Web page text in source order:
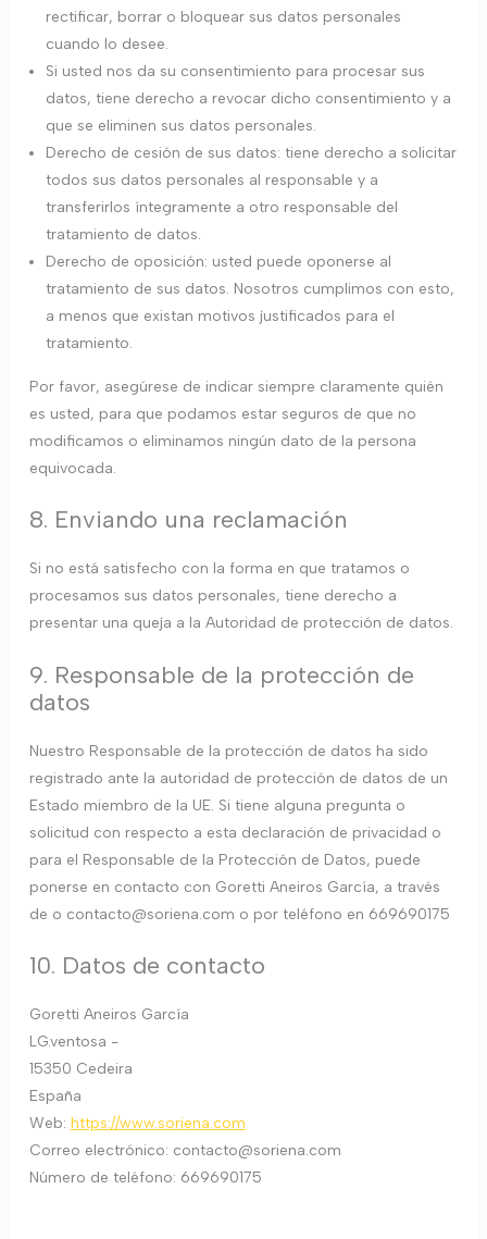
rectificar, borrar o bloquear sus datos personales
cuando lo desee.
Si usted nos da su consentimiento para procesar sus
datos, tiene derecho a revocar dicho consentimiento y a
que se eliminen sus datos personales.
Derecho de cesión de sus datos: tiene derecho a solicitar
todos sus datos personales al responsable y a
transferirlos íntegramente a otro responsable del
tratamiento de datos.
Derecho de oposición: usted puede oponerse al
tratamiento de sus datos. Nosotros cumplimos con esto,
a menos que existan motivos justificados para el
tratamiento.
Por favor, asegúrese de indicar siempre claramente quién
es usted, para que podamos estar seguros de que no
modificamos o eliminamos ningún dato de la persona
equivocada.
8. Enviando una reclamación
Si no está satisfecho con la forma en que tratamos o
procesamos sus datos personales, tiene derecho a
presentar una queja a la Autoridad de protección de datos.
9. Responsable de la protección de
datos
Nuestro Responsable de la protección de datos ha sido
registrado ante la autoridad de protección de datos de un
Estado miembro de la UE. Si tiene alguna pregunta o
solicitud con respecto a esta declaración de privacidad o
para el Responsable de la Protección de Datos, puede
ponerse en contacto con Goretti Aneiros García, a través
de o contacto@soriena.com o por teléfono en 669690175
10. Datos de contacto
Goretti Aneiros García
LG.ventosa -
15350 Cedeira
España
Web: https://www.soriena.com
Correo electrónico: contacto@soriena.com
Número de teléfono: 669690175